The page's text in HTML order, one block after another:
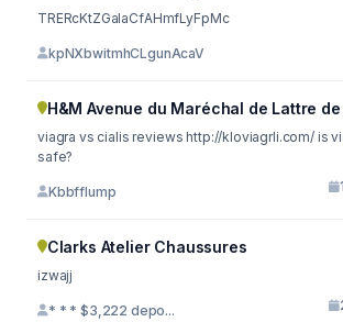
TRERcKtZGaIaCfAHmfLyFpMc
kpNXbwitmhCLgunAcaV
H&M Avenue du Maréchal de Lattre
viagra vs cialis reviews http://kloviagrli.com/ is viagra from canada
safe?
Kbbfflump
Clarks Atelier Chaussures
izwajj
* * * $3,222 depo...